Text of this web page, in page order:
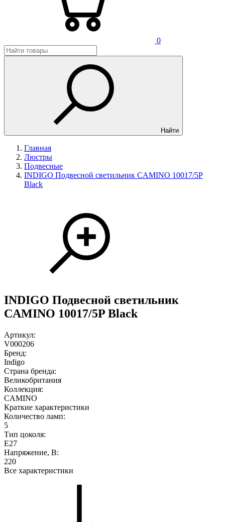
0
Найти
Главная
Люстры
Подвесные
INDIGO Подвесной светильник CAMINO 10017/5P
Black
INDIGO Подвесной светильник
CAMINO 10017/5P Black
Артикул:
V000206
Бренд:
Indigo
Страна бренда:
Великобритания
Коллекция:
CAMINO
Краткие характеристики
Количество ламп:
5
Тип цоколя:
E27
Напряжение, В:
220
Все характеристики